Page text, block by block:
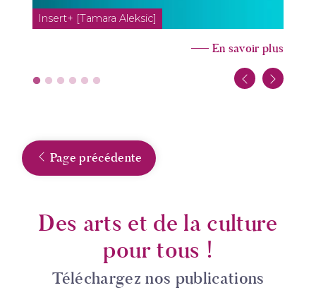
Insert+ [Tamara Aleksic]
En savoir plus
Page précédente
Des arts et de la culture
pour tous !
Téléchargez nos publications